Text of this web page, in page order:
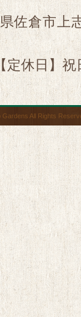
県佐倉市
定休日】祝
All Rights